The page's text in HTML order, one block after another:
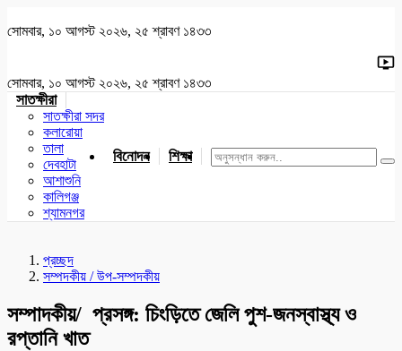
সোমবার, ১০ আগস্ট ২০২৬, ২৫ শ্রাবণ ১৪৩৩
সোমবার, ১০ আগস্ট ২০২৬, ২৫ শ্রাবণ ১৪৩৩
সাতক্ষীরা
সাতক্ষীরা সদর
কলারোয়া
তালা
দেবহাটা
আশাশুনি
কালিগঞ্জ
শ্যামনগর
বিনোদন শিক্ষা খেলাধুলা জাতীয় যশোর
প্রচ্ছদ
সম্পদকীয় / উপ-সম্পদকীয়
সম্পাদকীয়/ প্রসঙ্গ: চিংড়িতে জেলি পুশ-জনস্বাস্থ্য ও
রপ্তানি খাত